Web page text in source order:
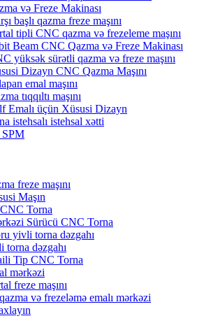
və Freze Makinası
başlı qazma freze maşını
tipli CNC qazma və frezeleme maşını
Beam CNC Qazma və Freze Makinası
yüksək sürətli qazma və freze maşını
Dizayn CNC Qazma Maşını
emal maşını
tıqqıltı maşını
Emalı üçün Xüsusi Dizayn
istehsalı istehsal xətti
freze maşını
Maşın
Torna
Sürücü CNC Torna
yivli torna dəzgahı
torna dəzgahı
Tip CNC Torna
mərkəzi
freze maşını
və frezeləmə emalı mərkəzi